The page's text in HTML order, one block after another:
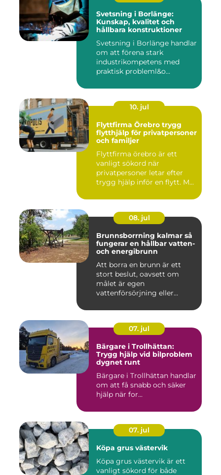
Svetsning i Borlänge:
Kunskap, kvalitet och
hållbara konstruktioner
Svetsning i Borlänge handlar
om att förena stark
industrikompetens med
praktisk probleml&o...
10. jul
Flyttfirma Örebro trygg
flytthjälp för privatpersoner
och familjer
Flyttfirma örebro är ett
vanligt sökord när
privatpersoner letar efter
trygg hjälp inför en flytt. M...
08. jul
Brunnsborrning kalmar så
fungerar en hållbar vatten-
och energibrunn
Att borra en brunn är ett
stort beslut, oavsett om
målet är egen
vattenförsörjning eller
07. jul
Bärgare i Trollhättan:
Trygg hjälp vid bilproblem
dygnet runt
Bärgare i Trollhättan handlar
om att få snabb och säker
hjälp när for...
07. jul
Köpa grus västervik
Köpa grus västervik är ett
vanligt sökord för både